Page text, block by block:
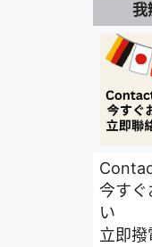
我
今すぐ
い
立即撥